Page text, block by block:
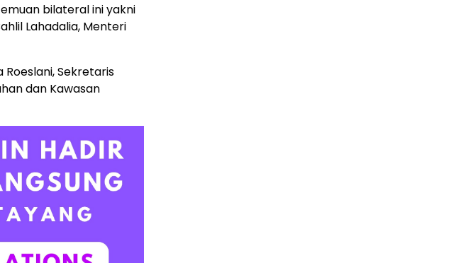
bilateral ini yakni
Lahadalia, Menteri
Roeslani, Sekretaris
dan Kawasan